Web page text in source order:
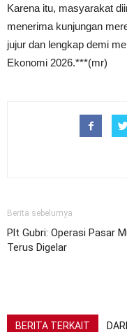
Karena itu, masyarakat
menerima kunjungan
jujur dan lengkap demi
Ekonomi 2026.***(mr)
Berita sebelumya
Plt Gubri: Operasi Pasar
Terus Digelar
BERITA TERKAIT